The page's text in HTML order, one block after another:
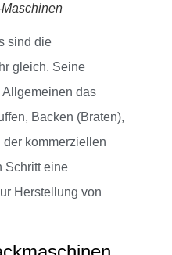
sind die
gleich. Seine
Allgemeinen das
Backen (Braten),
der kommerziellen
Schritt eine
Herstellung von